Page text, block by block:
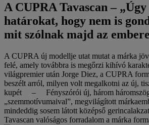
A CUPRA Tavascan –
határokat, hogy nem is
mit szólnak majd az
A CUPRA új modellje utat mutat a márka
felé, amely továbbra is megőrzi kihívó
világpremier után Jorge Diez, a CUPRA
beszélt arról, milyen volt megalkotni az új,
kupét – Fényszórói új, három
„szemmotívumaival”, megvilágított
mindeddig sosem látott középső
Tavascan valóságos forradalom a márka